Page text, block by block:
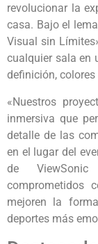
revolucionar la
casa. Bajo el
Visual sin
cualquier sala en
definición,
«Nuestros
inmersiva que
detalle de las
en el lugar del
de
comprometidos
mejoren la
deportes más